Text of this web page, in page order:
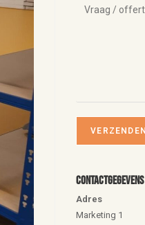
Contactgegevens
Adres
Marketing 1